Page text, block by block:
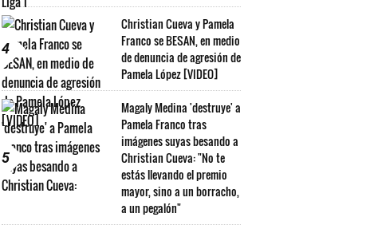
4
Christian Cueva y Pamela
Franco se BESAN, en medio
de denuncia de agresión de
Pamela López [VIDEO]
5
Magaly Medina 'destruye' a
Pamela Franco tras
imágenes suyas besando a
Christian Cueva: "No te
estás llevando el premio
mayor, sino a un borracho,
a un pegalón"